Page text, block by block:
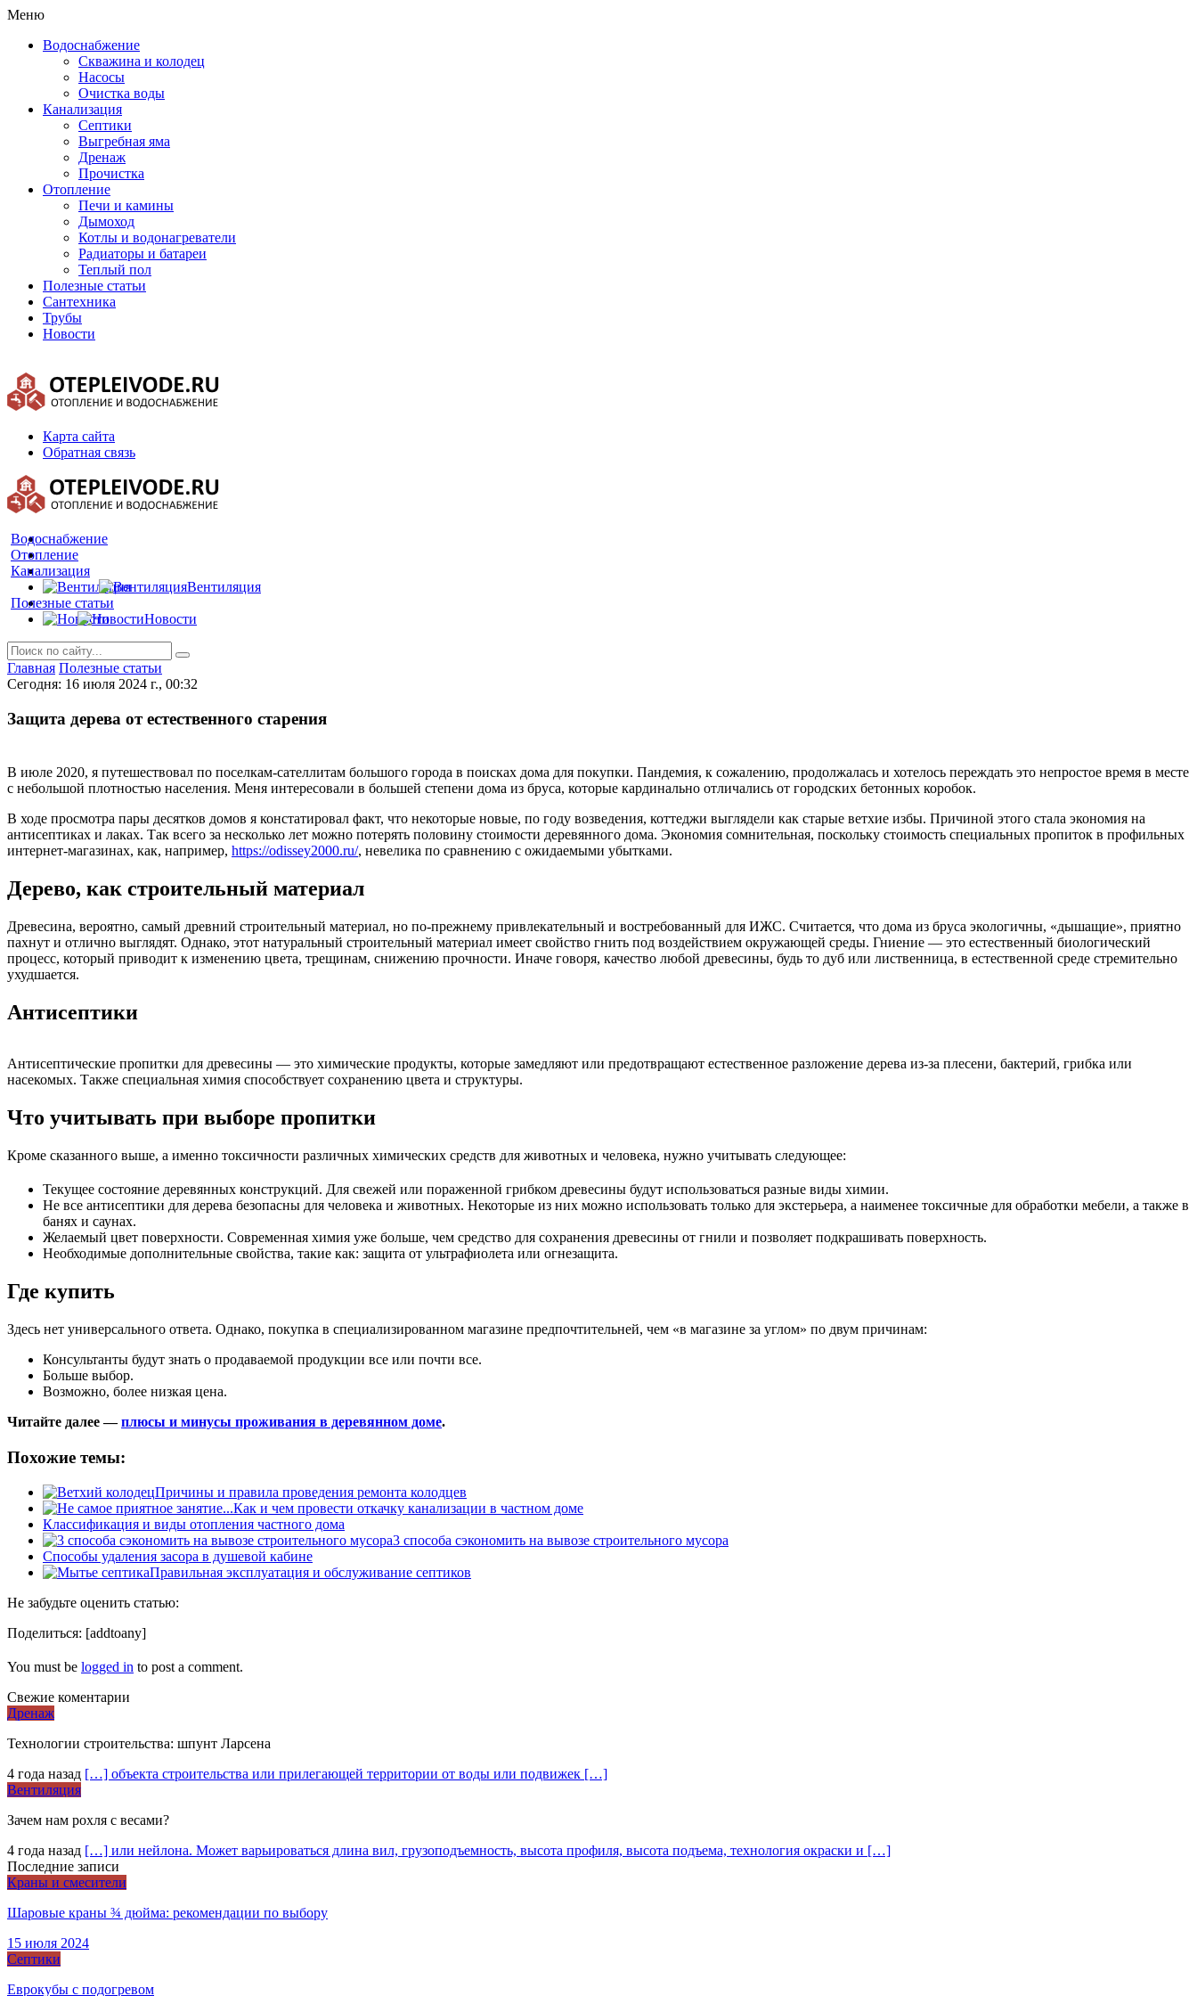
Меню
Водоснабжение
Скважина и колодец
Насосы
Очистка воды
Канализация
Септики
Выгребная яма
Дренаж
Прочистка
Отопление
Печи и камины
Дымоход
Котлы и водонагреватели
Радиаторы и батареи
Теплый пол
Полезные статьи
Сантехника
Трубы
Новости
Карта сайта
Обратная связь
Водоснабжение
Отопление
Канализация
Вентиляция
Полезные статьи
Новости
Главная Полезные статьи
Сегодня: 16 июля 2024 г., 00:32
Защита дерева от естественного старения
В июле 2020, я путешествовал по поселкам-сателлитам большого города в поисках дома для покупки. Пандемия, к сожалению, продолжалась и хотелось переждать это непростое время в месте
с небольшой плотностью населения. Меня интересовали в большей степени дома из бруса, которые кардинально отличались от городских бетонных коробок.
В ходе просмотра пары десятков домов я констатировал факт, что некоторые новые, по году возведения, коттеджи выглядели как старые ветхие избы. Причиной этого стала экономия на
антисептиках и лаках. Так всего за несколько лет можно потерять половину стоимости деревянного дома. Экономия сомнительная, поскольку стоимость специальных пропиток в профильных
интернет-магазинах, как, например, https://odissey2000.ru/, невелика по сравнению с ожидаемыми убытками.
Дерево, как строительный материал
Древесина, вероятно, самый древний строительный материал, но по-прежнему привлекательный и востребованный для ИЖС. Считается, что дома из бруса экологичны, «дышащие», приятно
пахнут и отлично выглядят. Однако, этот натуральный строительный материал имеет свойство гнить под воздействием окружающей среды. Гниение — это естественный биологический
процесс, который приводит к изменению цвета, трещинам, снижению прочности. Иначе говоря, качество любой древесины, будь то дуб или лиственница, в естественной среде стремительно
ухудшается.
Антисептики
Антисептические пропитки для древесины — это химические продукты, которые замедляют или предотвращают естественное разложение дерева из-за плесени, бактерий, грибка или
насекомых. Также специальная химия способствует сохранению цвета и структуры.
Что учитывать при выборе пропитки
Кроме сказанного выше, а именно токсичности различных химических средств для животных и человека, нужно учитывать следующее:
Текущее состояние деревянных конструкций. Для свежей или пораженной грибком древесины будут использоваться разные виды химии.
Не все антисептики для дерева безопасны для человека и животных. Некоторые из них можно использовать только для экстерьера, а наименее токсичные для обработки мебели, а также в
банях и саунах.
Желаемый цвет поверхности. Современная химия уже больше, чем средство для сохранения древесины от гнили и позволяет подкрашивать поверхность.
Необходимые дополнительные свойства, такие как: защита от ультрафиолета или огнезащита.
Где купить
Здесь нет универсального ответа. Однако, покупка в специализированном магазине предпочтительней, чем «в магазине за углом» по двум причинам:
Консультанты будут знать о продаваемой продукции все или почти все.
Больше выбор.
Возможно, более низкая цена.
Читайте далее —плюсы и минусы проживания в деревянном доме.
Похожие темы:
Причины и правила проведения ремонта колодцев
Как и чем провести откачку канализации в частном доме
Классификация и виды отопления частного дома
3 способа сэкономить на вывозе строительного мусора
Способы удаления засора в душевой кабине
Правильная эксплуатация и обслуживание септиков
Не забудьте оценить статью:
Поделиться: [addtoany]
You must be logged in to post a comment.
Свежие коментарии
Дренаж
Технологии строительства: шпунт Ларсена
4 года назад […] объекта строительства или прилегающей территории от воды или подвижек […]
Вентиляция
Зачем нам рохля с весами?
4 года назад […] или нейлона. Может варьироваться длина вил, грузоподъемность, высота профиля, высота подъема, технология окраски и […]
Последние записи
Краны и смесители
Шаровые краны ¾ дюйма: рекомендации по выбору
15 июля 2024
Септики
Еврокубы с подогревом